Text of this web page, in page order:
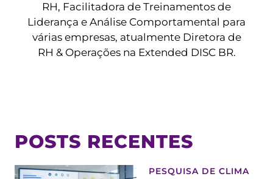
RH, Facilitadora de Treinamentos de
Liderança e Análise Comportamental para
várias empresas, atualmente Diretora de
RH & Operações na Extended DISC BR.
POSTS RECENTES
PESQUISA DE CLIMA